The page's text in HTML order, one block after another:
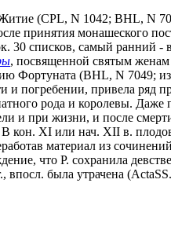
(CPL, N 1042; BHL, N
принятия монашеского
30 списков, самый ранний
, посвященной святым
Фортуната (BHL, N 7049;
и погребении, привела
рода и королевы.
и при жизни, и после
кон. XI или нач. XII в.
материал из
что Р. сохранила
была утрачена